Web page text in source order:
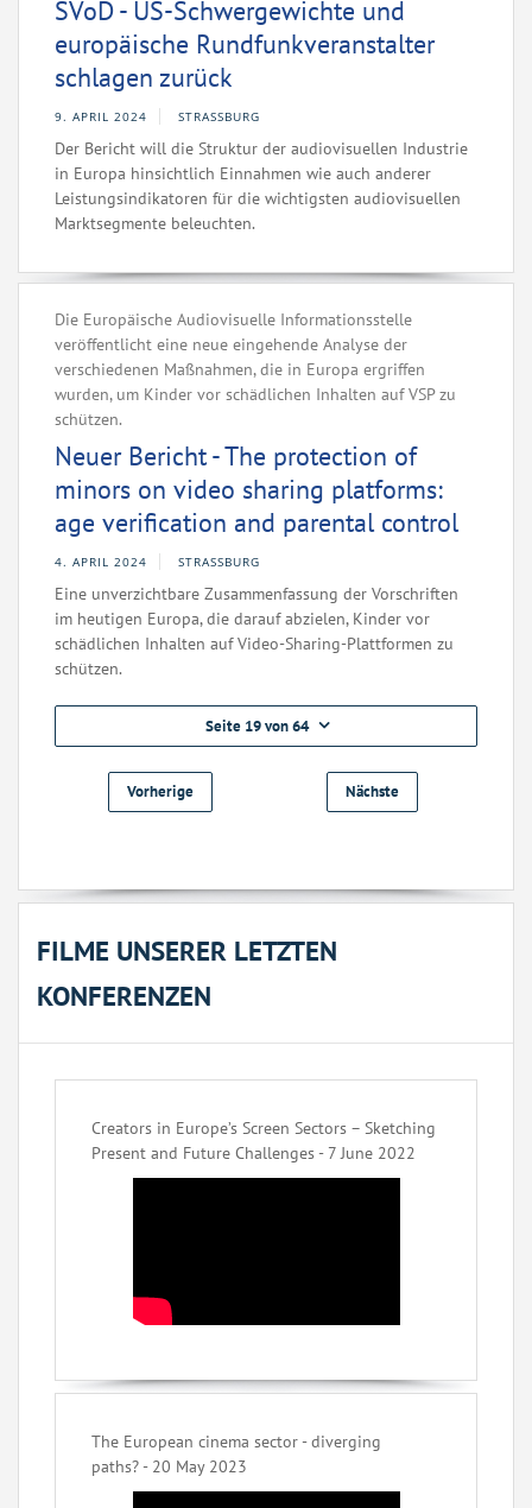
SVoD - US-Schwergewichte und
europäische Rundfunkveranstalter
schlagen zurück
9. APRIL 2024 STRASSBURG
Der Bericht will die Struktur der audiovisuellen Industrie
in Europa hinsichtlich Einnahmen wie auch anderer
Leistungsindikatoren für die wichtigsten audiovisuellen
Marktsegmente beleuchten.
Die Europäische Audiovisuelle Informationsstelle
veröffentlicht eine neue eingehende Analyse der
verschiedenen Maßnahmen, die in Europa ergriffen
wurden, um Kinder vor schädlichen Inhalten auf VSP zu
schützen.
Neuer Bericht - The protection of
minors on video sharing platforms:
age verification and parental control
4. APRIL 2024 STRASSBURG
Eine unverzichtbare Zusammenfassung der Vorschriften
im heutigen Europa, die darauf abzielen, Kinder vor
schädlichen Inhalten auf Video-Sharing-Plattformen zu
schützen.
Seite 19 von 64
Vorherige Nächste
FILME UNSERER LETZTEN
KONFERENZEN
Creators in Europe’s Screen Sectors – Sketching
Present and Future Challenges - 7 June 2022
The European cinema sector - diverging
paths? - 20 May 2023